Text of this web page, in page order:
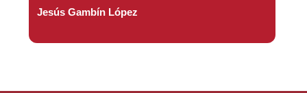
Jesús Gambín López